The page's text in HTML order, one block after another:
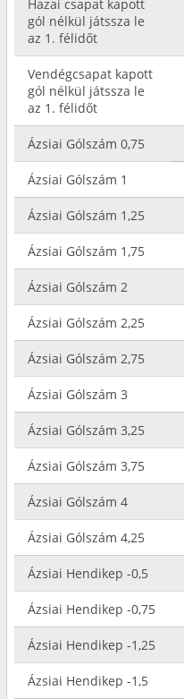
Hazai csapat kapott
gól nélkül játssza le
az 1. félidőt
Vendégcsapat kapott
gól nélkül játssza le
az 1. félidőt
Ázsiai Gólszám 0,75
Ázsiai Gólszám 1
Ázsiai Gólszám 1,25
Ázsiai Gólszám 1,75
Ázsiai Gólszám 2
Ázsiai Gólszám 2,25
Ázsiai Gólszám 2,75
Ázsiai Gólszám 3
Ázsiai Gólszám 3,25
Ázsiai Gólszám 3,75
Ázsiai Gólszám 4
Ázsiai Gólszám 4,25
Ázsiai Hendikep -0,5
Ázsiai Hendikep -0,75
Ázsiai Hendikep -1,25
Ázsiai Hendikep -1,5